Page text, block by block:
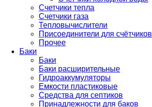
Счетчики тепла
Счетчики газа
Тепловычислители
Присоединители для счётчиков
Прочее
Баки
Баки
Баки расширительные
Гидроаккумуляторы
Емкости пластиковые
Средства для септиков
Принадлежности для баков